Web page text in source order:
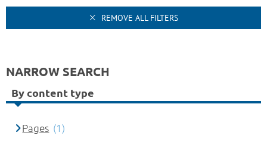
REMOVE ALL FILTERS
NARROW SEARCH
By content type
Pages (1)